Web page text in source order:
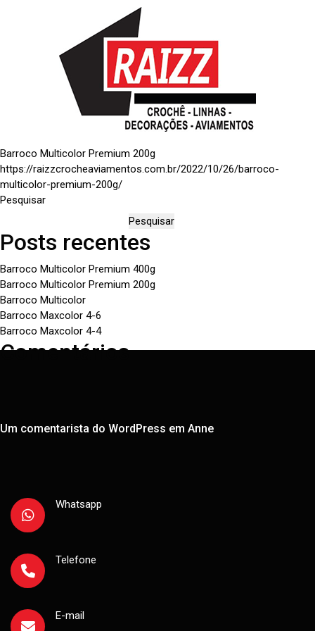
Barroco Multicolor Premium 200g
https://raizzcrocheaviamentos.com.br/2022/10/26/barroco-
multicolor-premium-200g/
Pesquisar
Pesquisar
Posts recentes
Barroco Multicolor Premium 400g
Barroco Multicolor Premium 200g
Barroco Multicolor
Barroco Maxcolor 4-6
Barroco Maxcolor 4-4
Comentários
Um comentarista do WordPress em Anne
Whatsapp
Telefone
E-mail